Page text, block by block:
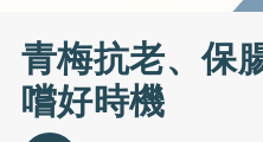
青梅抗老、
嚐好時機